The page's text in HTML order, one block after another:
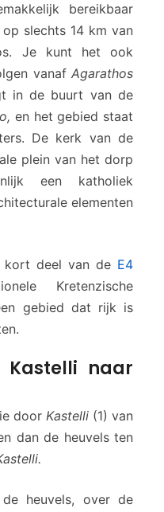
bereikbaar
slechts 14 km van
Je kunt het ook
vanaf Agarathos
in de buurt van de
en het gebied staat
De kerk van de
plein van het dorp
een katholiek
elementen
kort deel van de E4
Kretenzische
gebied dat rijk is
Kastelli naar
door Kastelli(1) van
dan de heuvels ten
heuvels, over de